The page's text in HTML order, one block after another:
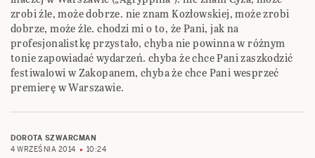
zrobi źle, może dobrze. nie znam Kozłowskiej, może zrobi
dobrze, może źle. chodzi mi o to, że Pani, jak na
profesjonalistkę przystało, chyba nie powinna w różnym
tonie zapowiadać wydarzeń. chyba że chce Pani zaszkodzić
festiwalowi w Zakopanem, chyba że chce Pani wesprzeć
premierę w Warszawie.
DOROTA SZWARCMAN
4 WRZEŚNIA 2014
10:24